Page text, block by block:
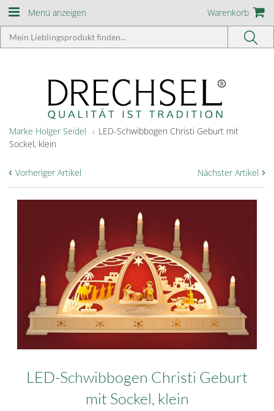
Menü anzeigen Warenkorb
Marke Holger Seidel
LED-Schwibbogen Christi Geburt mit
Sockel, klein
Nächster Artikel ›
‹ Vorheriger Artikel
LED-Schwibbogen Christi Geburt
mit Sockel, klein